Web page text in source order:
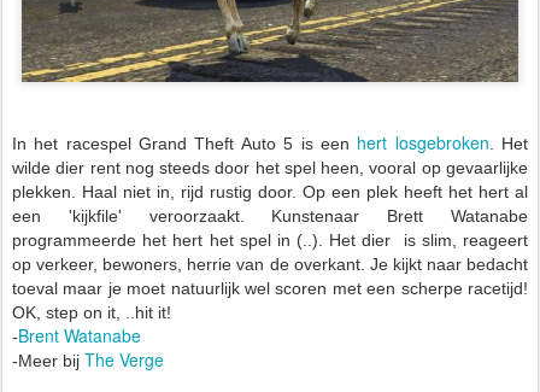
In het racespel Grand Theft Auto 5 is een hert losgebroken. Het
wilde dier rent nog steeds door het spel heen, vooral op gevaarlijke
plekken. Haal niet in, rijd rustig door. Op een plek heeft het hert al
een 'kijkfile' veroorzaakt. Kunstenaar Brett Watanabe
programmeerde het hert het spel in (..). Het dier is slim, reageert
op verkeer, bewoners, herrie van de overkant. Je kijkt naar bedacht
toeval maar je moet natuurlijk wel scoren met een scherpe racetijd!
OK, step on it, ..hit it!
-Brent Watanabe
-Meer bij The Verge